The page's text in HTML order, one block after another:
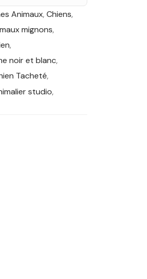
Animaux, Chiens,
mignons,
,
noir et blanc,
Tacheté,
studio,